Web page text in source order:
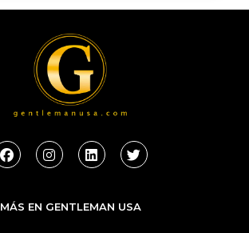
F
a
b
o
I
n
a
g
L
i
e
d
T
w
t
e
MÁS EN GENTLEMAN USA